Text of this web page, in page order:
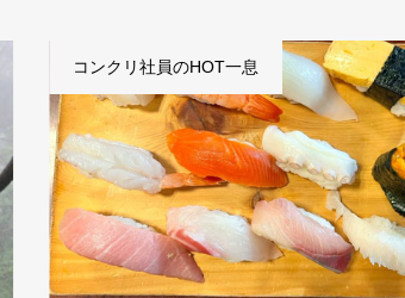
コンクリ社員のHOT一息